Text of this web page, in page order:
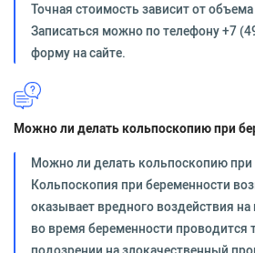
Точная стоимость зависит от
Записаться можно по телефону +7
форму на сайте.
Можно ли делать кольпоскопию при
Можно ли делать кольпоскопию при
Кольпоскопия при беременности
оказывает вредного воздействия
во время беременности